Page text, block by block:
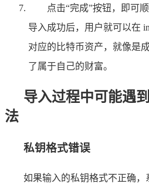
点击“完成”按钮，即可
导入成功后，用户就可以在
对应的比特币资产，就像是
了属于自己的财富。
导入过程中可能遇
法
私钥格式错误
如果输入的私钥格式不正确